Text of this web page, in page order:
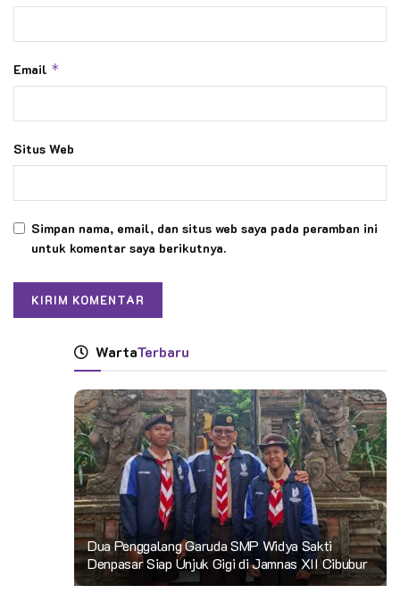
Email *
Situs Web
Simpan nama, email, dan situs web saya pada peramban ini
untuk komentar saya berikutnya.
WartaTerbaru
Dua Penggalang Garuda SMP Widya Sakti
Denpasar Siap Unjuk Gigi di Jamnas XII Cibubur